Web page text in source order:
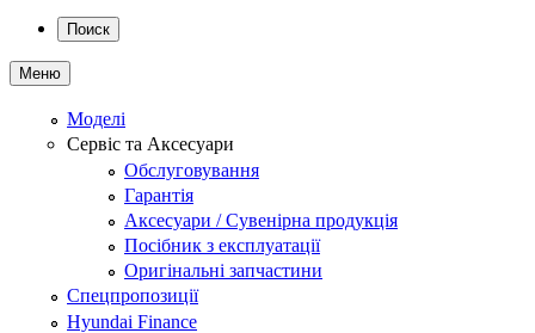
Поиск
Меню
Моделі
Сервіс та Аксесуари
Обслуговування
Гарантія
Аксесуари / Сувенірна продукція
Посібник з експлуатації
Оригінальні запчастини
Спецпропозиції
Hyundai Finance